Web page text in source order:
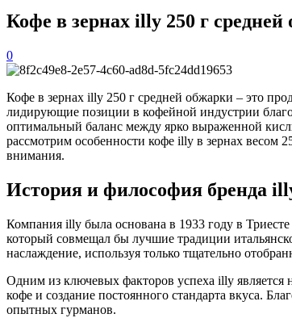
Кофе в зернах illy 250 г средней
0
Кофе в зернах illy 250 г средней обжарки – это
лидирующие позиции в кофейной индустрии
оптимальный баланс между ярко выраженной
рассмотрим особенности кофе illy в зернах весом
внимания.
История и философия бренда
Компания illy была основана в 1933 году в
который совмещал бы лучшие традиции
наслаждение, используя только тщательно
Одним из ключевых факторов успеха illy является
кофе и создание постоянного стандарта вкуса.
опытных гурманов.